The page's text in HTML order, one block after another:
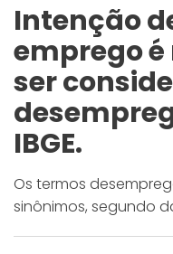
Intenção
emprego
ser
IBGE.
Os termos
sinônimos, segundo